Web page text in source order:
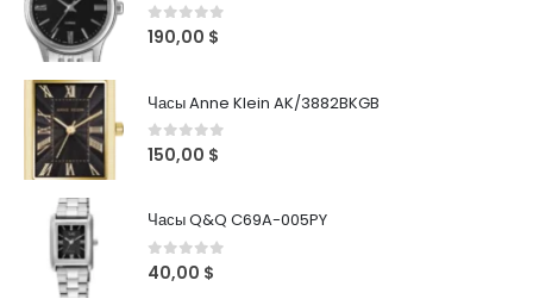
0out of 5
190,00 $
Часы Anne Klein AK/3882BKGB
0out of 5
150,00 $
Часы Q&Q C69A-005PY
0 out of 5
40,00 $